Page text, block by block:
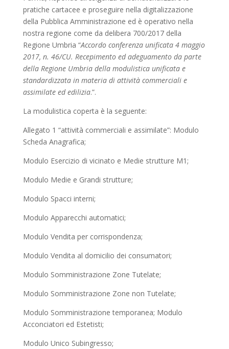
pratiche cartacee e proseguire nella digitalizzazione
della Pubblica Amministrazione ed è operativo nella
nostra regione come da delibera 700/2017 della
Regione Umbria “Accordo conferenza unificata 4 maggio
2017, n. 46/CU. Recepimento ed adeguamento da parte
della Regione Umbria della modulistica unificata e
standardizzata in materia di attività commerciali e
assimilate ed edilizia.”.
La modulistica coperta è la seguente:
Allegato 1 “attività commerciali e assimilate”: Modulo
Scheda Anagrafica;
Modulo Esercizio di vicinato e Medie strutture M1;
Modulo Medie e Grandi strutture;
Modulo Spacci interni;
Modulo Apparecchi automatici;
Modulo Vendita per corrispondenza;
Modulo Vendita al domicilio dei consumatori;
Modulo Somministrazione Zone Tutelate;
Modulo Somministrazione Zone non Tutelate;
Modulo Somministrazione temporanea; Modulo
Acconciatori ed Estetisti;
Modulo Unico Subingresso;